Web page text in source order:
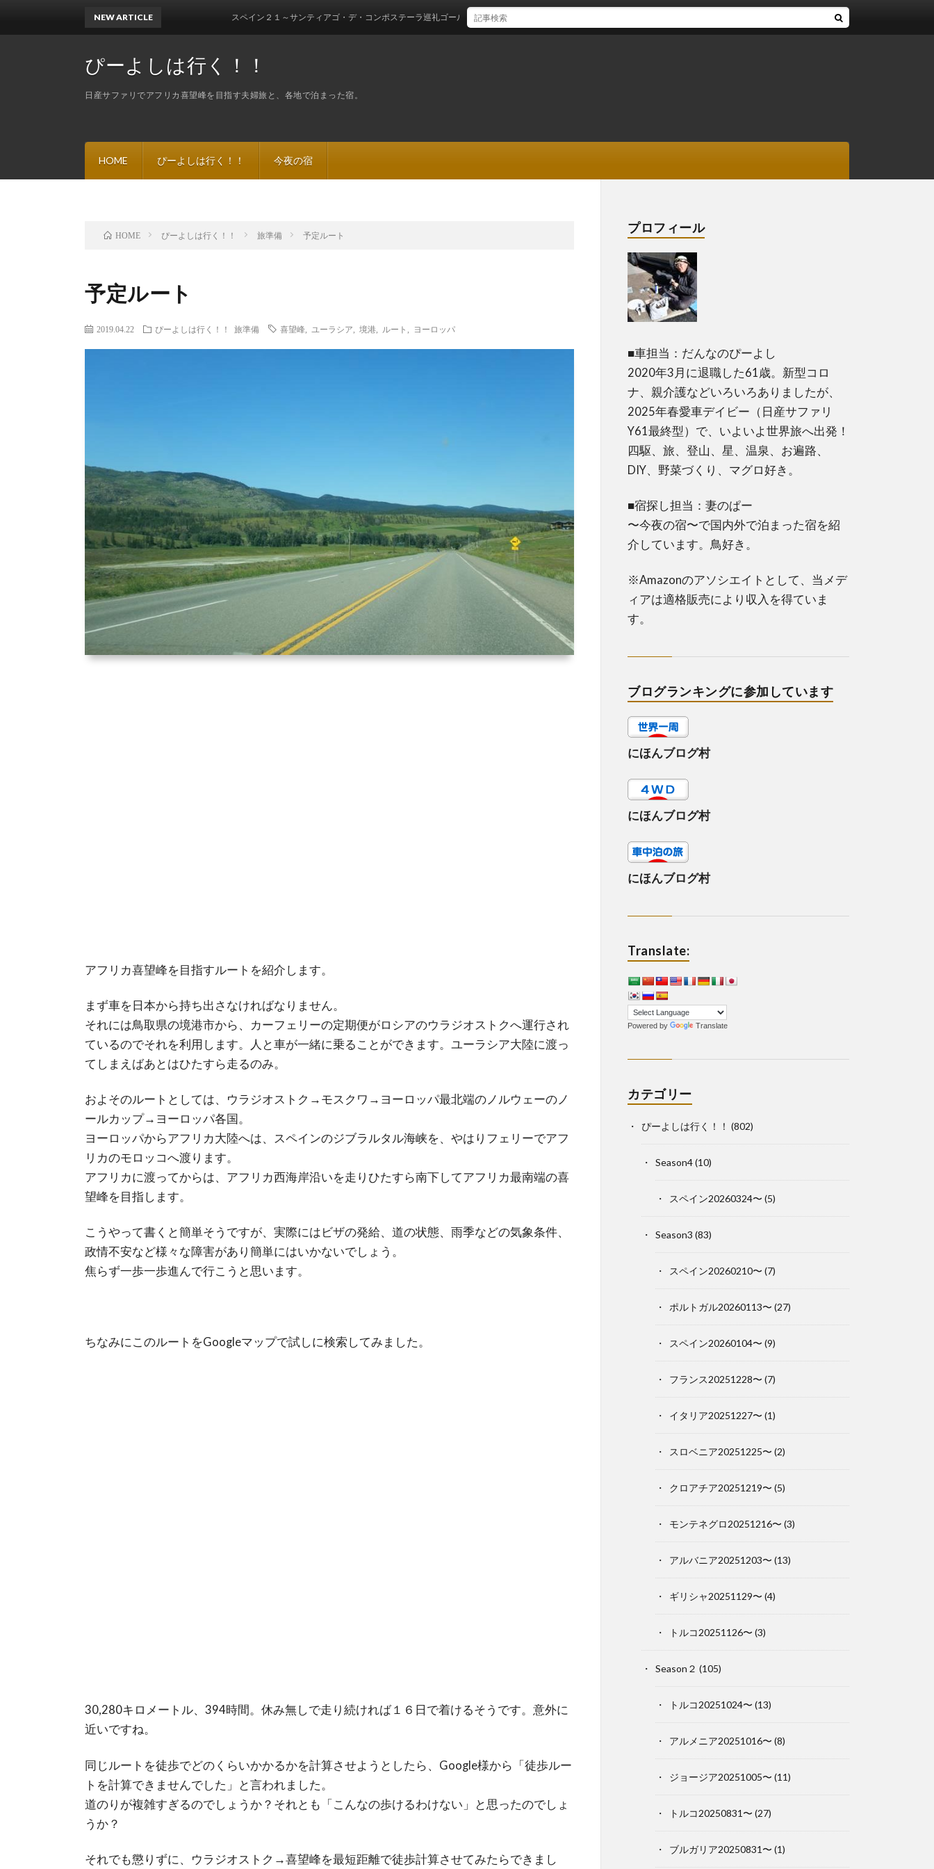
ぴーよしは行く！！
日産サファリでアフリカ喜望峰を目指す夫婦旅と、各地で泊まった宿。
HOME ぴーよしは行く！！ 今夜の宿
NEW ARTICLE スペイン２１～サンティアゴ・デ・コンポステーラ巡礼ゴール！
HOME ぴーよしは行く！！ 旅準備 予定ルート
予定ルート
2019.04.22 ぴーよしは行く！！ 旅準備 喜望峰 ユーラシア 境港 ルート ヨーロッパ
アフリカ喜望峰を目指すルートを紹介します。
まず車を日本から持ち出さなければなりません。
それには鳥取県の境港市から、カーフェリーの定期便がロシアのウラジオストクへ運行され
ているのでそれを利用します。人と車が一緒に乗ることができます。ユーラシア大陸に渡っ
てしまえばあとはひたすら走るのみ。
およそのルートとしては、ウラジオストク→モスクワ→ヨーロッパ最北端のノルウェーのノ
ールカップ→ヨーロッパ各国。
ヨーロッパからアフリカ大陸へは、スペインのジブラルタル海峡を、やはりフェリーでアフ
リカのモロッコへ渡ります。
アフリカに渡ってからは、アフリカ西海岸沿いを走りひたすら南下してアフリカ最南端の喜
望峰を目指します。
こうやって書くと簡単そうですが、実際にはビザの発給、道の状態、雨季などの気象条件、
政情不安など様々な障害があり簡単にはいかないでしょう。
焦らず一歩一歩進んで行こうと思います。
ちなみにこのルートをGoogleマップで試しに検索してみました。
30,280キロメートル、394時間。休み無しで走り続ければ１６日で着けるそうです。意外に
近いですね。
同じルートを徒歩でどのくらいかかるかを計算させようとしたら、Google様から「徒歩ルー
トを計算できませんでした」と言われました。
道のりが複雑すぎるのでしょうか？それとも「こんなの歩けるわけない」と思ったのでしょ
うか？
それでも懲りずに、ウラジオストク→喜望峰を最短距離で徒歩計算させてみたらできまし
プロフィール
■車担当：だんなのぴーよし
2020年3月に退職した61歳。新型コロ
ナ、親介護などいろいろありましたが、
2025年春愛車デイビー（日産サファリ
Y61最終型）で、いよいよ世界旅へ出発！
四駆、旅、登山、星、温泉、お遍路、
DIY、野菜づくり、マグロ好き。
■宿探し担当：妻のぱー
〜今夜の宿〜で国内外で泊まった宿を紹
介しています。鳥好き。
※Amazonのアソシエイトとして、当メデ
ィアは適格販売により収入を得ていま
す。
ブログランキングに参加しています
にほんブログ村
にほんブログ村
にほんブログ村
Translate:
Powered by Translate
カテゴリー
ぴーよしは行く！！ (802)
Season4(10)
スペイン20260324〜 (5)
Season3 (83)
スペイン20260210〜 (7)
ポルトガル20260113〜 (27)
スペイン20260104〜 (9)
フランス20251228〜 (7)
イタリア20251227〜 (1)
スロベニア20251225〜 (2)
クロアチア20251219〜 (5)
モンテネグロ20251216〜 (3)
アルバニア20251203〜 (13)
ギリシャ20251129〜 (4)
トルコ20251126〜 (3)
Season２ (105)
トルコ20251024〜 (13)
アルメニア20251016〜 (8)
ジョージア20251005〜 (11)
トルコ20250831〜 (27)
ブルガリア20250831〜 (1)